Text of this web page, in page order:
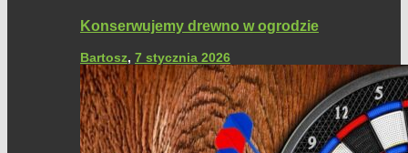
Konserwujemy drewno w ogrodzie
Bartosz, 7 stycznia 2026